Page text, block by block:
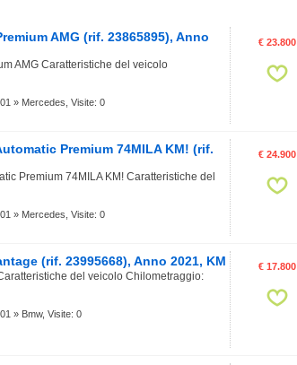
AMG (rif. 23865895), Anno
AMG Caratteristiche del veicolo
» Mercedes, Visite: 0
€ 23.800
Premium 74MILA KM! (rif.
Premium 74MILA KM! Caratteristiche del
» Mercedes, Visite: 0
€ 24.900
(rif. 23995668), Anno 2021, KM
del veicolo Chilometraggio:
» Bmw, Visite: 0
€ 17.800